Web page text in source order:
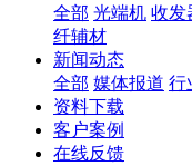
全部 光端机 收发
纤辅材
新闻动态
全部 媒体报道 行
资料下载
客户案例
在线反馈